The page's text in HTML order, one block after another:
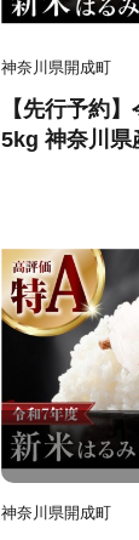
神奈川県開成町
【先行予約
5kg 神奈川県
すすめ 神奈
ス rice
8 5kg 小分
ファーム】
り！】
神奈川県開成町